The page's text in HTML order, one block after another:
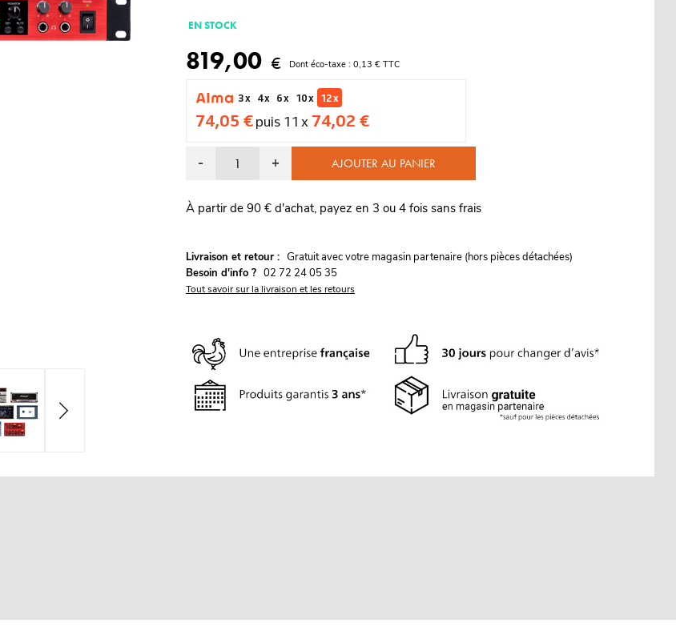
EN STOCK
819,00 € Dont éco-taxe : 0,13 € TTC
3 x 4 x 6 x 10 x 12 x
74,05 €puis 11 x 74,02 €
- + AJOUTER AU PANIER
À partir de 90 € d'achat, payez en 3 ou 4 fois sans frais
Livraison et retour : Gratuit avec votre magasin partenaire (hors pièces détachées)
Besoin d'info ? 02 72 24 05 35
Tout savoir sur la livraison et les retours